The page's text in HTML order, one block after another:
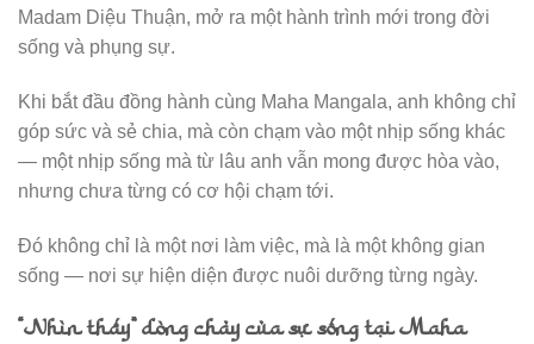
Madam Diệu Thuận, mở ra một hành trình mới trong đời
sống và phụng sự.
Khi bắt đầu đồng hành cùng Maha Mangala, anh không chỉ
góp sức và sẻ chia, mà còn chạm vào một nhịp sống khác
— một nhịp sống mà từ lâu anh vẫn mong được hòa vào,
nhưng chưa từng có cơ hội chạm tới.
Đó không chỉ là một nơi làm việc, mà là một không gian
sống — nơi sự hiện diện được nuôi dưỡng từng ngày.
“Nhìn thấy” dòng chảy của sự sống tại Maha